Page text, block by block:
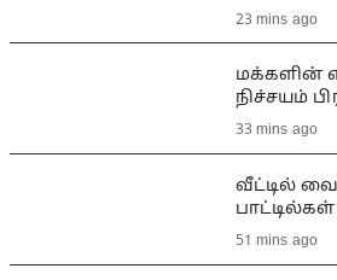
23 mins ago
நிச்சயம்
33 mins ago
வீட்டில்
51 mins ago